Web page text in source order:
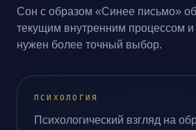
Сон с образом «Синее письмо»
текущим внутренним процессом
нужен более точный выбор.
ПСИХОЛОГИЯ
Психологический взгляд на